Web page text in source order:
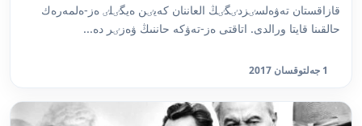
قازاقستان تەۋەلسٸزدٸگٸڭ العاننان كەيٸن ەيگٸلٸ ەز-ەلمەرەك
حالقىنا قايتا ورالدى. اتاقتى ەز-تەۋكە حاننىڭ ۋەزٸر دە...
1 جەلتوقسان 2017